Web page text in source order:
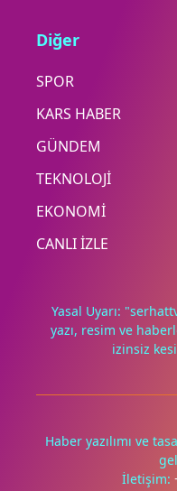
Deneyimini iyileştirmek
yalnızca onayınla.
Diğer
SPOR
KARS HABER
GÜNDEM
TEKNOLOJİ
EKONOMİ
CANLI İZLE
Yasal Uyarı:
yazı, resim ve
izinsiz
Haber yazılımı ve
İletişim: